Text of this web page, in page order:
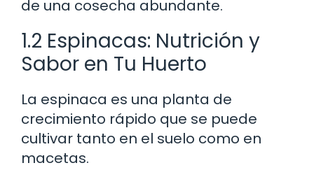
de una cosecha abundante.
1.2 Espinacas: Nutrición y
Sabor en Tu Huerto
La espinaca es una planta de
crecimiento rápido que se puede
cultivar tanto en el suelo como en
macetas.